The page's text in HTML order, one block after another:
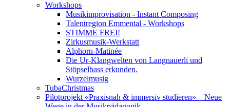
Workshops
Musikimprovisation - Instant Composing
Talentregion Emmental - Workshops
STIMME FREI!
Zirkusmusik-Werkstatt
Alphorn-Matinée
Die Ur-Klangwelten von Langnauerli und
Stöpselbass erkunden.
Wurzelmusig
TubaChristmas
Pilotprojekt «Praxisnah & immersiv studieren» – Neue